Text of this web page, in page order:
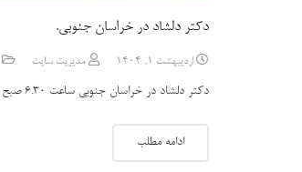
دکتر دلشاد در خراسان جنوبی.
اردیبهشت 1, 1404 مدیریت سایت
دکتر دلشاد در خراسان جنوبی ساعت ۶.۳۰ صبح روز یکشنبه ۱۴۰۴/۱/۳۱ دکتر دلشاد بااستقبال امام جمعه محترم بیرجند حجه الاسلام نوفرستی، دکتر ترخیده رئیس دفتر ریاست دانشگاه علوم پزشکی و…
ادامه مطلب